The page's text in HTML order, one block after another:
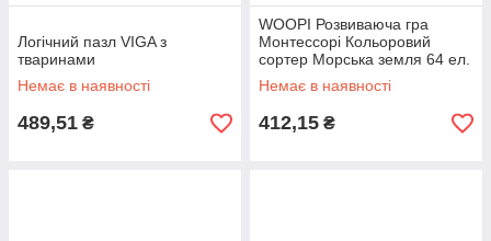
Логічний пазл VIGA з
тваринами
Немає в наявності
489,51 ₴
WOOPI Розвиваюча гра
Монтессорі Кольоровий
сортер Морська земля 64 ел.
Немає в наявності
412,15 ₴